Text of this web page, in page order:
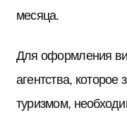
месяца.
Для оформления
агентства,
туризмом,